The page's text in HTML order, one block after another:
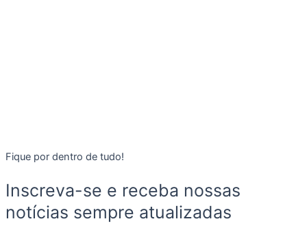
Fique por dentro de tudo!
Inscreva-se e receba nossas
notícias sempre atualizadas